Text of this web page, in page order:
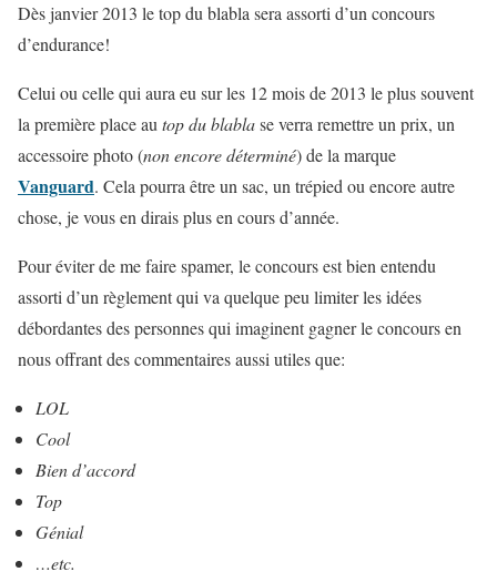
Dès janvier 2013 le top du blabla sera assorti d’un concours
d’endurance!
Celui ou celle qui aura eu sur les 12 mois de 2013 le plus souvent
la première place autop du blablase verra remettre un prix, un
accessoire photo (non encore déterminé) de la marque
Vanguard. Cela pourra être un sac, un trépied ou encore autre
chose, je vous en dirais plus en cours d’année.
Pour éviter de me faire spamer, le concours est bien entendu
assorti d’un règlement qui va quelque peu limiter les idées
débordantes des personnes qui imaginent gagner le concours en
nous offrant des commentaires aussi utiles que:
LOL
Cool
Bien d’accord
Top
Génial
…etc.